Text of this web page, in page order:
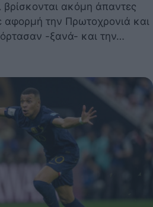
ακόμη άπαντες
αφορμή την Πρωτοχρονιά και
-ξανά- και την…